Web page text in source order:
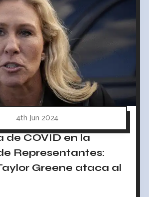
4th Jun 2024
de COVID en la
Representantes:
Greene ataca al